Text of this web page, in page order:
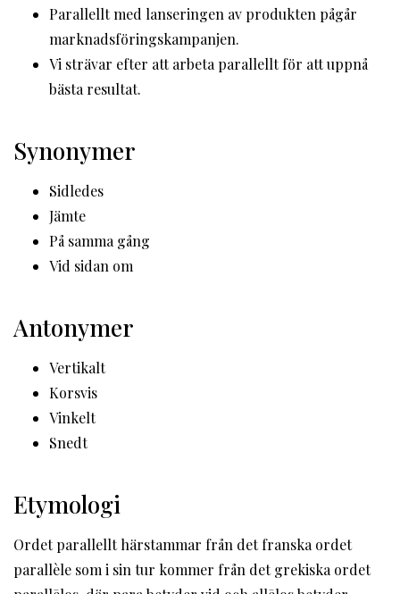
Parallellt med lanseringen av produkten pågår
marknadsföringskampanjen.
Vi strävar efter att arbeta parallellt för att uppnå
bästa resultat.
Synonymer
Sidledes
Jämte
På samma gång
Vid sidan om
Antonymer
Vertikalt
Korsvis
Vinkelt
Snedt
Etymologi
Ordet parallellt härstammar från det franska ordet
parallèle som i sin tur kommer från det grekiska ordet